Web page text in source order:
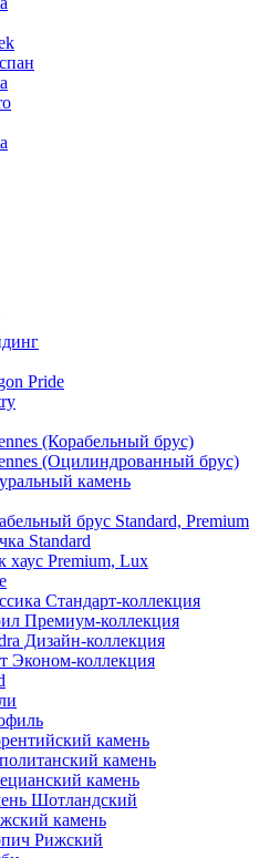
Pride
(Корабельный брус)
(Оцилиндрованный брус)
камень
брус Standard, Premium
Standard
хаус Premium, Lux
Стандарт-коллекция
Премиум-коллекция
Дизайн-коллекция
Эконом-коллекция
камень
камень
камень
Шотландский
камень
Рижский